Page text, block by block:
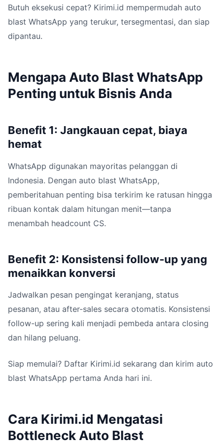
Butuh eksekusi cepat? Kirimi.id mempermudah auto
blast WhatsApp yang terukur, tersegmentasi, dan siap
dipantau.
Mengapa Auto Blast WhatsApp
Penting untuk Bisnis Anda
Benefit 1: Jangkauan cepat, biaya
hemat
WhatsApp digunakan mayoritas pelanggan di
Indonesia. Dengan auto blast WhatsApp,
pemberitahuan penting bisa terkirim ke ratusan hingga
ribuan kontak dalam hitungan menit—tanpa
menambah headcount CS.
Benefit 2: Konsistensi follow-up yang
menaikkan konversi
Jadwalkan pesan pengingat keranjang, status
pesanan, atau after-sales secara otomatis. Konsistensi
follow-up sering kali menjadi pembeda antara closing
dan hilang peluang.
Siap memulai? Daftar Kirimi.id sekarang dan kirim auto
blast WhatsApp pertama Anda hari ini.
Cara Kirimi.id Mengatasi
Bottleneck Auto Blast